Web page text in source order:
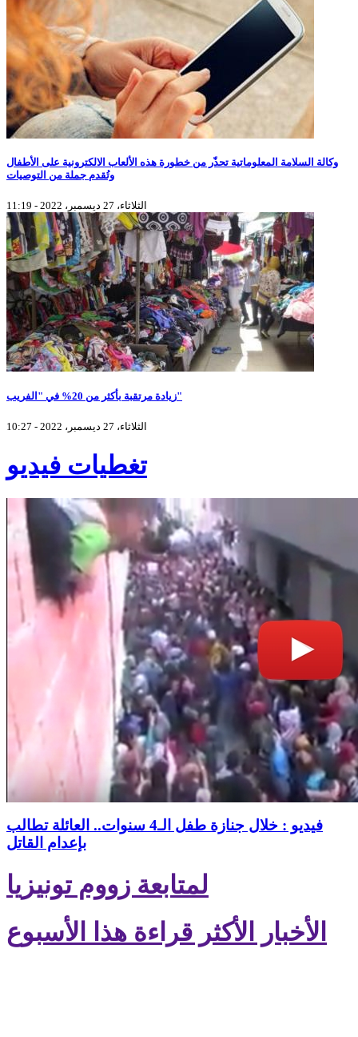
وكالة السلامة المعلوماتية تحذّر من خطورة هذه الألعاب الالكترونية على الأطفال
وتُقدم جملة من التوصيات
الثلاثاء، 27 ديسمبر، 2022 - 11:19
زيادة مرتقبة بأكثر من 20% في "الفريب"
الثلاثاء، 27 ديسمبر، 2022 - 10:27
تغطيات فيديو
فيديو : خلال جنازة طفل الـ4 سنوات.. العائلة تطالب
بإعدام القاتل
لمتابعة زووم تونيزيا
الأخبار الأكثر قراءة هذا الأسبوع